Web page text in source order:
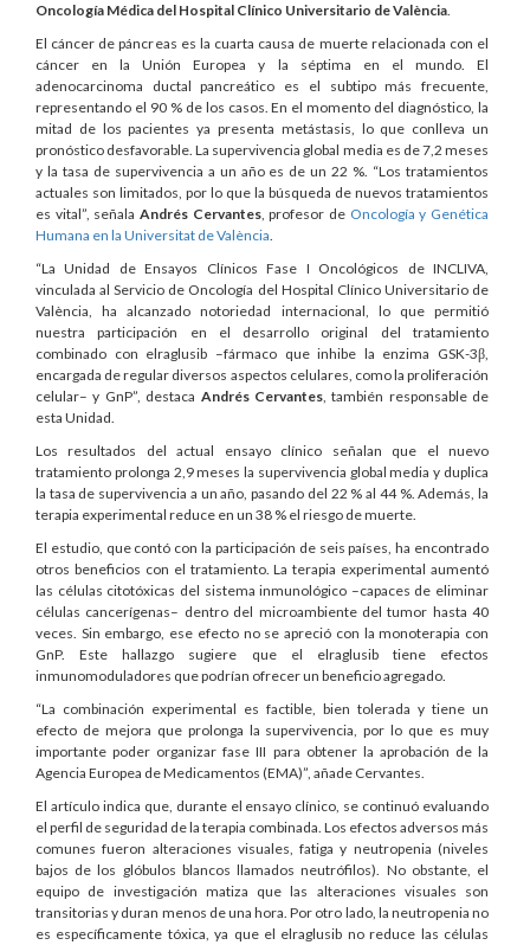
Oncología Médica del Hospital Clínico Universitario de València.
El cáncer de páncreas es la cuarta causa de muerte relacionada con el
cáncer en la Unión Europea y la séptima en el mundo. El
adenocarcinoma ductal pancreático es el subtipo más frecuente,
representando el 90 % de los casos. En el momento del diagnóstico, la
mitad de los pacientes ya presenta metástasis, lo que conlleva un
pronóstico desfavorable. La supervivencia global media es de 7,2 meses
y la tasa de supervivencia a un año es de un 22 %. “Los tratamientos
actuales son limitados, por lo que la búsqueda de nuevos tratamientos
es vital”, señala Andrés Cervantes, profesor de Oncología y Genética
Humana en la Universitat de València.
“La Unidad de Ensayos Clínicos Fase I Oncológicos de INCLIVA,
vinculada al Servicio de Oncología del Hospital Clínico Universitario de
València, ha alcanzado notoriedad internacional, lo que permitió
nuestra participación en el desarrollo original del tratamiento
combinado con elraglusib –fármaco que inhibe la enzima GSK-3β,
encargada de regular diversos aspectos celulares, como la proliferación
celular– y GnP”, destaca Andrés Cervantes, también responsable de
esta Unidad.
Los resultados del actual ensayo clínico señalan que el nuevo
tratamiento prolonga 2,9 meses la supervivencia global media y duplica
la tasa de supervivencia a un año, pasando del 22 % al 44 %. Además, la
terapia experimental reduce en un 38 % el riesgo de muerte.
El estudio, que contó con la participación de seis países, ha encontrado
otros beneficios con el tratamiento. La terapia experimental aumentó
las células citotóxicas del sistema inmunológico –capaces de eliminar
células cancerígenas– dentro del microambiente del tumor hasta 40
veces. Sin embargo, ese efecto no se apreció con la monoterapia con
GnP. Este hallazgo sugiere que el elraglusib tiene efectos
inmunomoduladores que podrían ofrecer un beneficio agregado.
“La combinación experimental es factible, bien tolerada y tiene un
efecto de mejora que prolonga la supervivencia, por lo que es muy
importante poder organizar fase III para obtener la aprobación de la
Agencia Europea de Medicamentos (EMA)”, añade Cervantes.
El artículo indica que, durante el ensayo clínico, se continuó evaluando
el perfil de seguridad de la terapia combinada. Los efectos adversos más
comunes fueron alteraciones visuales, fatiga y neutropenia (niveles
bajos de los glóbulos blancos llamados neutrófilos). No obstante, el
equipo de investigación matiza que las alteraciones visuales son
transitorias y duran menos de una hora. Por otro lado, la neutropenia no
es específicamente tóxica, ya que el elraglusib no reduce las células